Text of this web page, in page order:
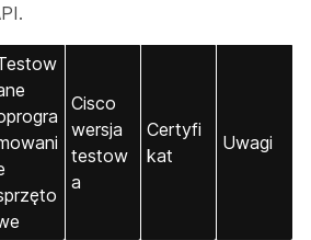
Cisco
wersja
testow
a
Certyfi
kat
Uwagi